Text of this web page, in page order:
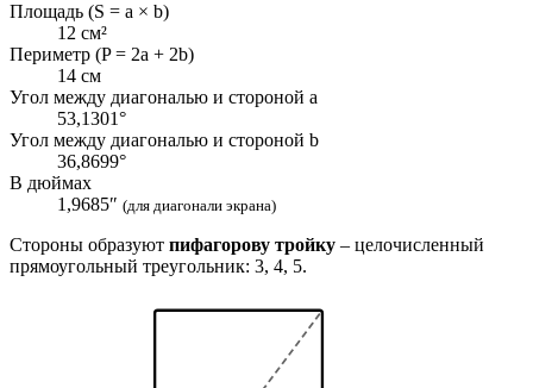
Площадь (S = a × b)
12 см²
Периметр (P = 2a + 2b)
14 см
Угол между диагональю и стороной a
53,1301°
Угол между диагональю и стороной b
36,8699°
В дюймах
1,9685″ (для диагонали экрана)
Стороны образуют пифагорову тройку – целочисленный
прямоугольный треугольник: 3, 4, 5.